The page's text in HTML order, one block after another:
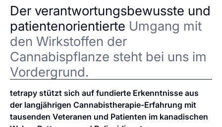
Der verantwortungsbewusste und
patientenorientierte Umgang mit
den Wirkstoffen der
Cannabispflanze steht bei uns im
Vordergrund.
tetrapy stützt sich auf fundierte Erkenntnisse aus
der langjährigen Cannabistherapie-Erfahrung mit
tausenden Veteranen und Patienten im kanadischen